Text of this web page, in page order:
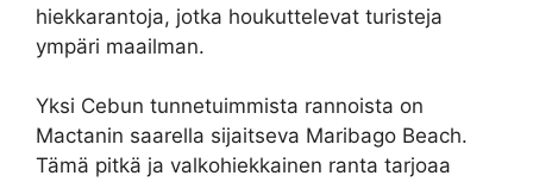
hiekkarantoja, jotka houkuttelevat turisteja
ympäri maailman.
Yksi Cebun tunnetuimmista rannoista on
Mactanin saarella sijaitseva Maribago Beach.
Tämä pitkä ja valkohiekkainen ranta tarjoaa